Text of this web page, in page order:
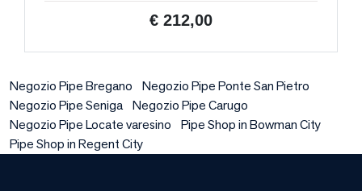
€ 212,00
Negozio Pipe Bregano
Negozio Pipe Ponte San Pietro
Negozio Pipe Seniga Negozio Pipe Carugo
Negozio Pipe Locate varesino
Pipe Shop in Bowman City
Pipe Shop in Regent City